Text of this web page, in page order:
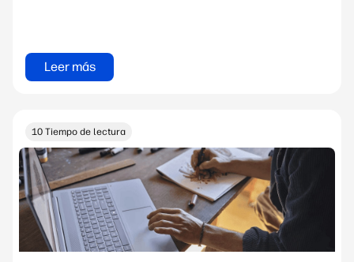
Leer más
10 Tiempo de lectura